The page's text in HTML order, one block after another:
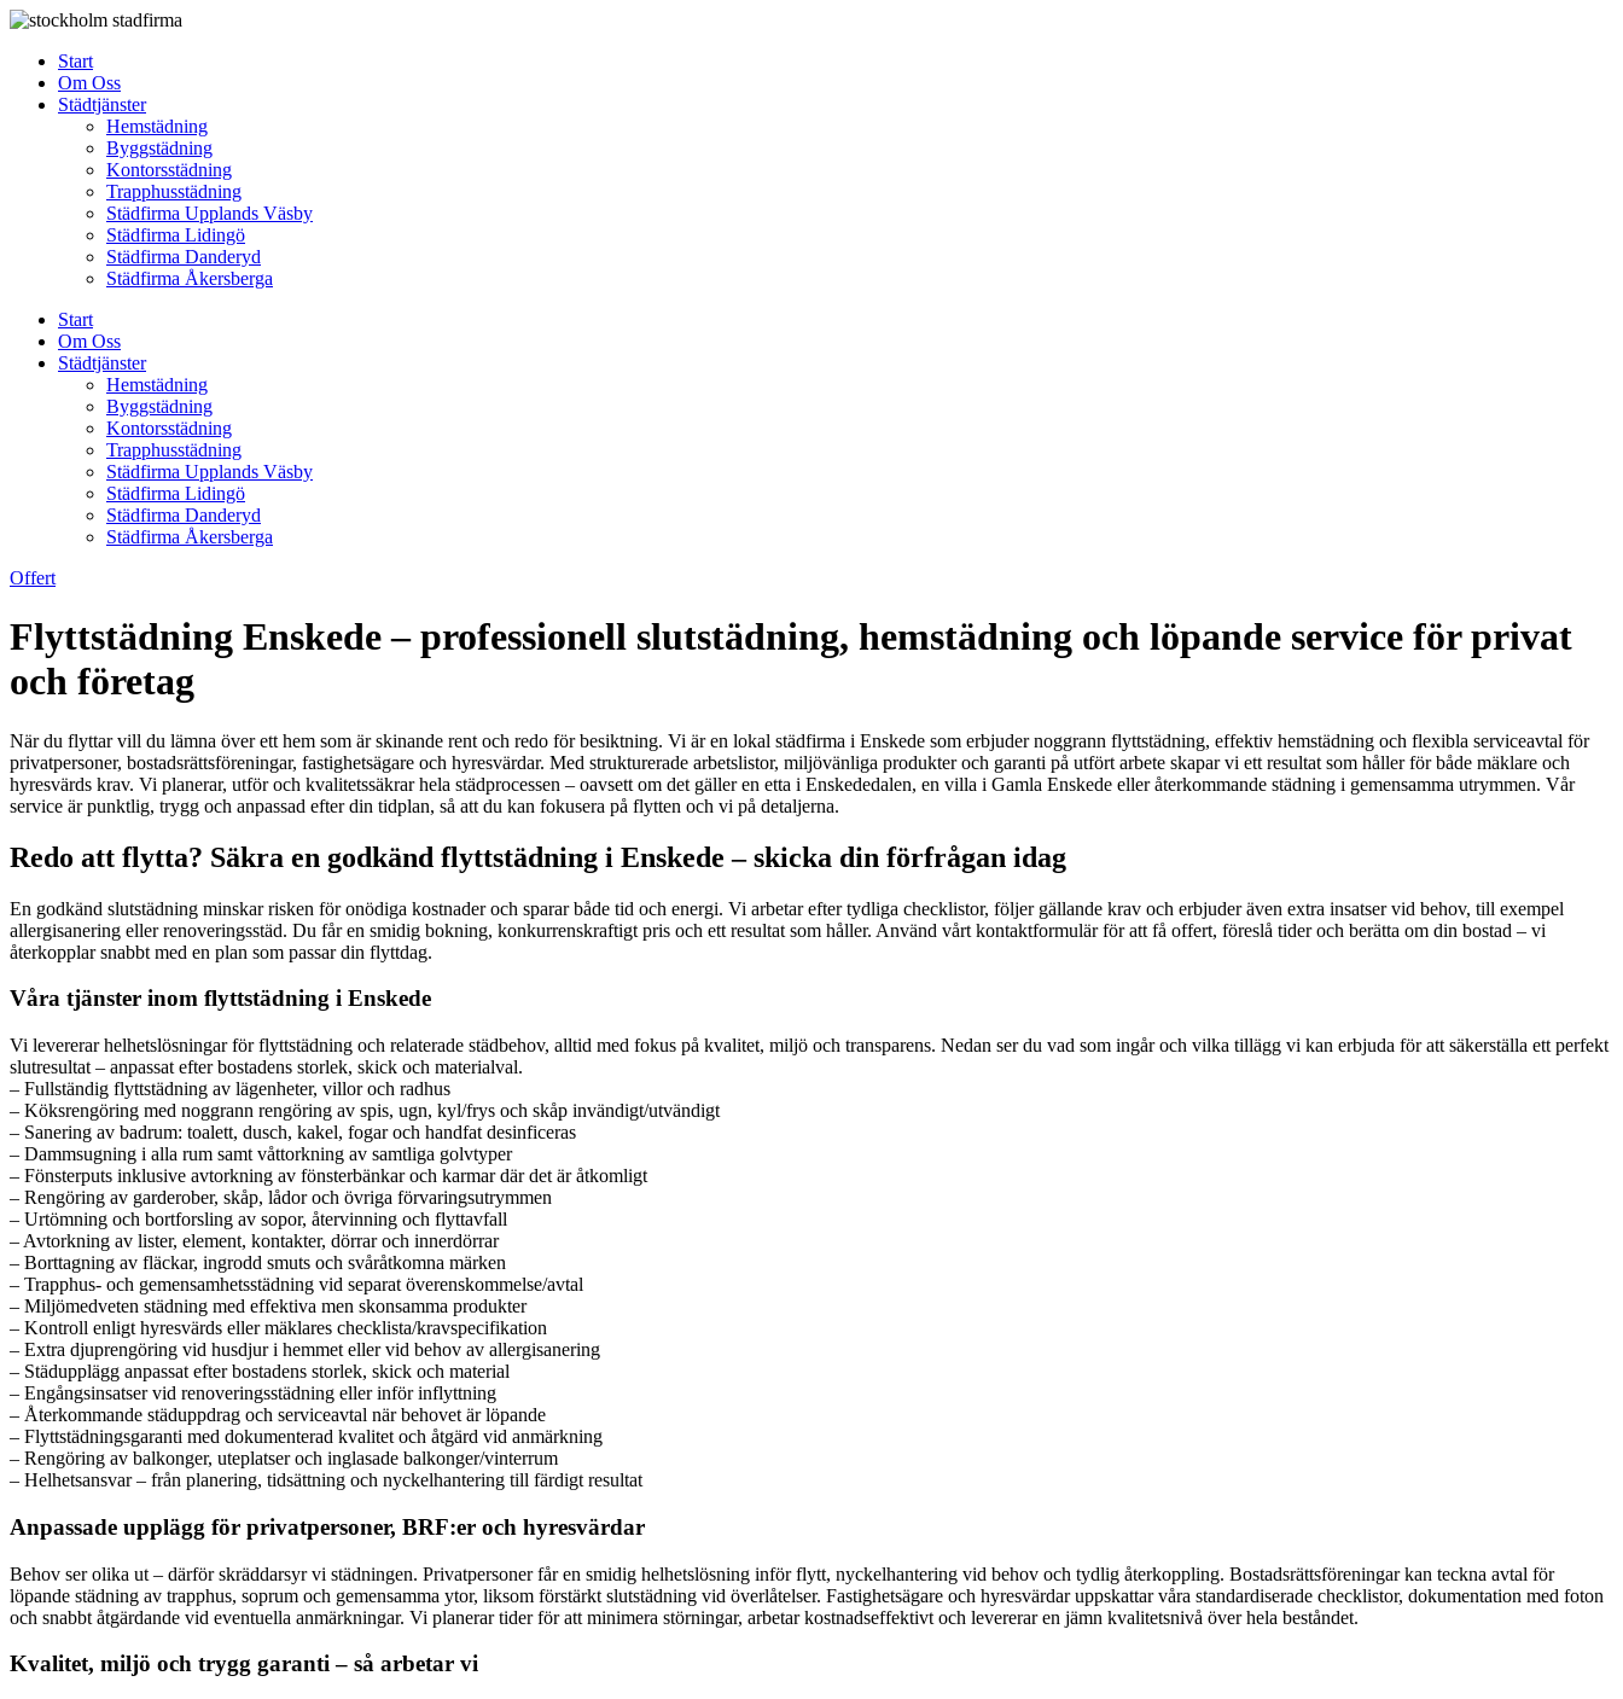
Skip
contentStart
Om Oss
Städtjänster
Hemstädning
Byggstädning
Kontorsstädning
Trapphusstädning
Städfirma Upplands Väsby
Städfirma Lidingö
Städfirma Danderyd
Städfirma Åkersberga
Start
Om Oss
Städtjänster
Hemstädning
Byggstädning
Kontorsstädning
Trapphusstädning
Städfirma Upplands Väsby
Städfirma Lidingö
Städfirma Danderyd
Städfirma Åkersberga
Offert
Flyttstädning Enskede – professionell slutstädning, hemstädning och löpande service för privat
och företag
När du flyttar vill du lämna över ett hem som är skinande rent och redo för besiktning. Vi är en lokal städfirma i Enskede som erbjuder noggrann flyttstädning, effektiv hemstädning och flexibla serviceavtal för
privatpersoner, bostadsrättsföreningar, fastighetsägare och hyresvärdar. Med strukturerade arbetslistor, miljövänliga produkter och garanti på utfört arbete skapar vi ett resultat som håller för både mäklare och
hyresvärds krav. Vi planerar, utför och kvalitetssäkrar hela städprocessen – oavsett om det gäller en etta i Enskededalen, en villa i Gamla Enskede eller återkommande städning i gemensamma utrymmen. Vår
service är punktlig, trygg och anpassad efter din tidplan, så att du kan fokusera på flytten och vi på detaljerna.
Redo att flytta? Säkra en godkänd flyttstädning i Enskede – skicka din förfrågan idag
En godkänd slutstädning minskar risken för onödiga kostnader och sparar både tid och energi. Vi arbetar efter tydliga checklistor, följer gällande krav och erbjuder även extra insatser vid behov, till exempel
allergisanering eller renoveringsstäd. Du får en smidig bokning, konkurrenskraftigt pris och ett resultat som håller. Använd vårt kontaktformulär för att få offert, föreslå tider och berätta om din bostad – vi
återkopplar snabbt med en plan som passar din flyttdag.
Våra tjänster inom flyttstädning i Enskede
Vi levererar helhetslösningar för flyttstädning och relaterade städbehov, alltid med fokus på kvalitet, miljö och transparens. Nedan ser du vad som ingår och vilka tillägg vi kan erbjuda för att säkerställa ett perfekt
slutresultat – anpassat efter bostadens storlek, skick och materialval.
– Fullständig flyttstädning av lägenheter, villor och radhus
– Köksrengöring med noggrann rengöring av spis, ugn, kyl/frys och skåp invändigt/utvändigt
– Sanering av badrum: toalett, dusch, kakel, fogar och handfat desinficeras
– Dammsugning i alla rum samt våttorkning av samtliga golvtyper
– Fönsterputs inklusive avtorkning av fönsterbänkar och karmar där det är åtkomligt
– Rengöring av garderober, skåp, lådor och övriga förvaringsutrymmen
– Urtömning och bortforsling av sopor, återvinning och flyttavfall
– Avtorkning av lister, element, kontakter, dörrar och innerdörrar
– Borttagning av fläckar, ingrodd smuts och svåråtkomna märken
– Trapphus- och gemensamhetsstädning vid separat överenskommelse/avtal
– Miljömedveten städning med effektiva men skonsamma produkter
– Kontroll enligt hyresvärds eller mäklares checklista/kravspecifikation
– Extra djuprengöring vid husdjur i hemmet eller vid behov av allergisanering
– Städupplägg anpassat efter bostadens storlek, skick och material
– Engångsinsatser vid renoveringsstädning eller inför inflyttning
– Återkommande städuppdrag och serviceavtal när behovet är löpande
– Flyttstädningsgaranti med dokumenterad kvalitet och åtgärd vid anmärkning
– Rengöring av balkonger, uteplatser och inglasade balkonger/vinterrum
– Helhetsansvar – från planering, tidsättning och nyckelhantering till färdigt resultat
Anpassade upplägg för privatpersoner, BRF:er och hyresvärdar
Behov ser olika ut – därför skräddarsyr vi städningen. Privatpersoner får en smidig helhetslösning inför flytt, nyckelhantering vid behov och tydlig återkoppling. Bostadsrättsföreningar kan teckna avtal för
löpande städning av trapphus, soprum och gemensamma ytor, liksom förstärkt slutstädning vid överlåtelser. Fastighetsägare och hyresvärdar uppskattar våra standardiserade checklistor, dokumentation med foton
och snabbt åtgärdande vid eventuella anmärkningar. Vi planerar tider för att minimera störningar, arbetar kostnadseffektivt och levererar en jämn kvalitetsnivå över hela beståndet.
Kvalitet, miljö och trygg garanti – så arbetar vi